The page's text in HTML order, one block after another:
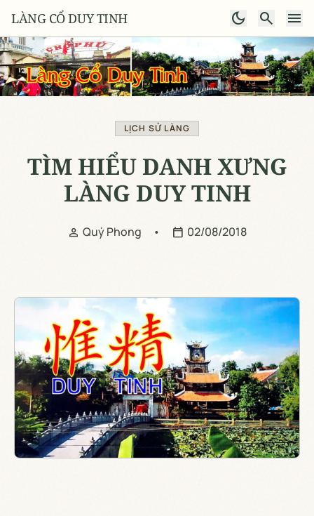
LÀNG CỔ DUY TINH dark_mode search menu
LỊCH SỬ LÀNG
TÌM HIỂU DANH XƯNG
LÀNG DUY TINH
person Quý Phong • calendar_today 02/08/2018